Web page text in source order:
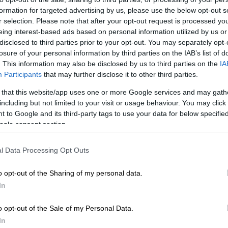
for targeted advertising by us, please use the below opt-out
selection. Please note that after your opt-out request is processed
interest-based ads based on personal information utilized by us
to third parties prior to your opt-out. You may separately
of your personal information by third parties on the IAB’s list of
This information may also be disclosed by us to third parties on the
Participants that may further disclose it to other third parties.
that this website/app uses one or more Google services and may
but not limited to your visit or usage behaviour. You may
to Google and its third-party tags to use your data for below
consent section.
Data Processing Opt Outs
opt-out of the Sharing of my personal data.
opt-out of the Sale of my Personal Data.
το ΕΘΝΟΣ στη Google
ζητά οΔΕΔΔΗΕ
εδώ και αρκετές ημέρες -και οι
κατά της βραδινές ώρες- σε
της αυξημένης χρήσης
στο Δίκτυο.